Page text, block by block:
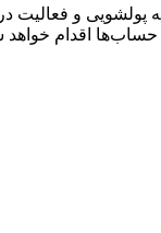
و
اقدام خواهد